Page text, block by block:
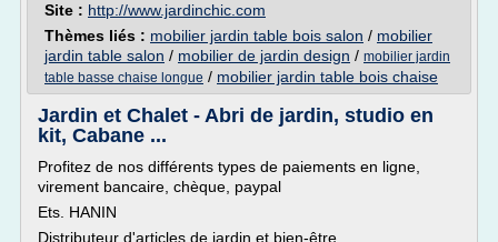
Site : http://www.jardinchic.com
Thèmes liés : mobilier jardin table bois salon / mobilier
jardin table salon / mobilier de jardin design / mobilier jardin
table basse chaise longue / mobilier jardin table bois chaise
Jardin et Chalet - Abri de jardin, studio en
kit, Cabane ...
Profitez de nos différents types de paiements en ligne,
virement bancaire, chèque, paypal
Ets. HANIN
Distributeur d'articles de jardin et bien-être